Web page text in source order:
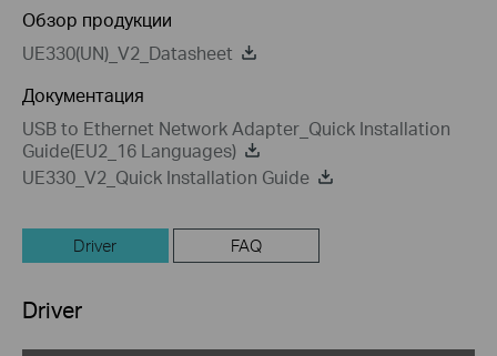
Обзор продукции
UE330(UN)_V2_Datasheet
Документация
USB to Ethernet Network Adapter_Quick Installation
Guide(EU2_16 Languages)
UE330_V2_Quick Installation Guide
Driver FAQ
Driver